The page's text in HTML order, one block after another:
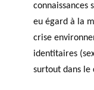
connaissances
eu égard à la
crise
identitaires
surtout dans le